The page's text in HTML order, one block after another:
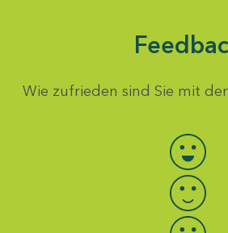
Wie zufrieden sind Sie mit